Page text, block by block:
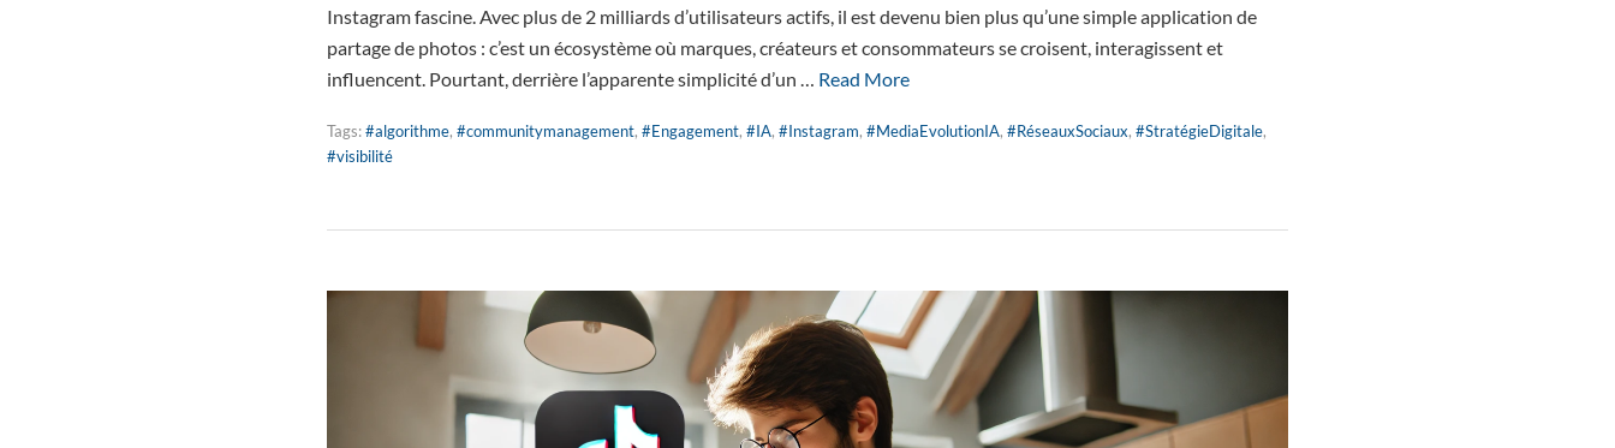
Instagram fascine. Avec plus de 2 milliards d’utilisateurs actifs, il est devenu bien plus qu’une simple application de
partage de photos : c’est un écosystème où marques, créateurs et consommateurs se croisent, interagissent et
influencent. Pourtant, derrière l’apparente simplicité d’un … Read More
Tags:#algorithme, #communitymanagement, #Engagement, #IA, #Instagram, #MediaEvolutionIA, #RéseauxSociaux, #StratégieDigitale,
#visibilité